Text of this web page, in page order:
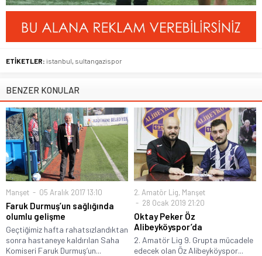
ETİKETLER: istanbul, sultangazispor
BENZER KONULAR
Manşet 05 Aralık 2017 13:10
Faruk Durmuş’un sağlığında
olumlu gelişme
Geçtiğimiz hafta rahatsızlandıktan
sonra hastaneye kaldırılan Saha
Komiseri Faruk Durmuş’un...
2. Amatör Lig, Manşet
28 Ocak 2019 21:20
Oktay Peker Öz
Alibeyköyspor’da
2. Amatör Lig 9. Grupta mücadele
edecek olan Öz Alibeyköyspor...